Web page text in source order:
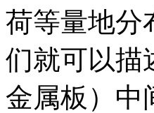
荷等量地分
们就可以描
金属板）中